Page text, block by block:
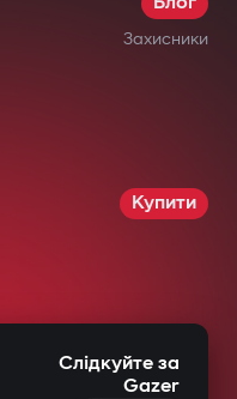
Захисники
Купити
Слідкуйте за
Gazer